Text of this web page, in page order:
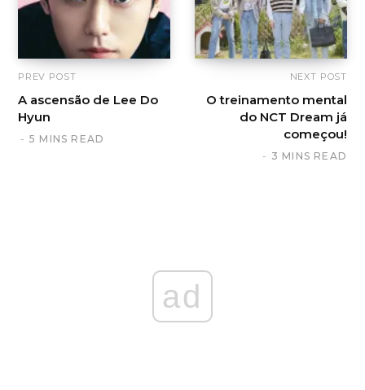
PREV POST
A ascensão de Lee Do
Hyun
5 MINS READ
NEXT POST
O treinamento mental
do NCT Dream já
começou!
3 MINS READ
ad